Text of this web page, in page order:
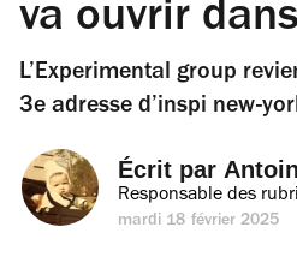
va ouvrir
L’Experimental group
3e adresse d’inspi new-
Écrit par
Responsable des
mardi 18 février 2025